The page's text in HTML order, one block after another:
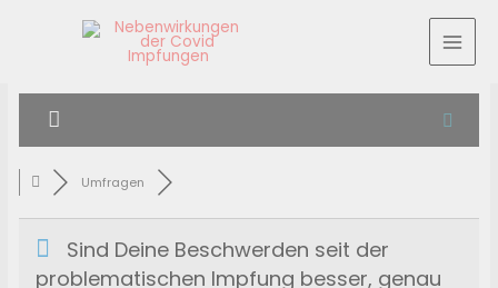
Umfragen
Sind Deine Beschwerden seit der
problematischen Impfung besser, genau